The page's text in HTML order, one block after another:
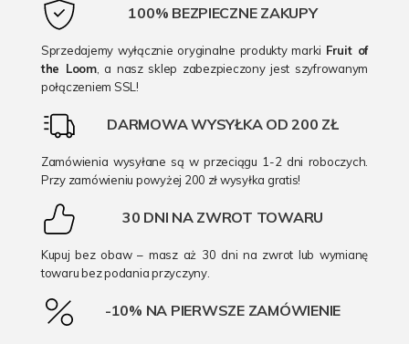
100% BEZPIECZNE ZAKUPY
Sprzedajemy wyłącznie oryginalne produkty marki Fruit of
the Loom, a nasz sklep zabezpieczony jest szyfrowanym
połączeniem SSL!
DARMOWA WYSYŁKA OD 200 ZŁ
Zamówienia wysyłane są w przeciągu 1-2 dni roboczych.
Przy zamówieniu powyżej 200 zł wysyłka gratis!
30 DNI NA ZWROT TOWARU
Kupuj bez obaw – masz aż 30 dni na zwrot lub wymianę
towaru bez podania przyczyny.
-10% NA PIERWSZE ZAMÓWIENIE